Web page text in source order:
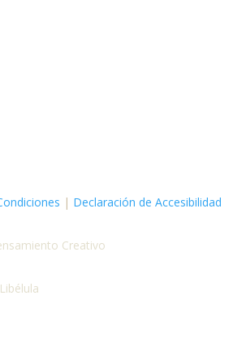
| Declaración de Accesibilidad
Creativo